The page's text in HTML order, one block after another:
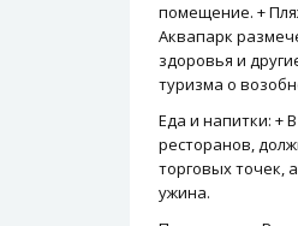
помещение. +
Аквапарк
здоровья и
туризма о
Еда и напитки: +
ресторанов,
торговых точек,
ужина.